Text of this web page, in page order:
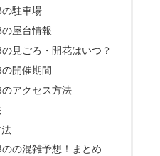
駐車場
屋台情報
見ごろ・開花はいつ？
開催期間
アクセス方法
の混雑予想！まとめ